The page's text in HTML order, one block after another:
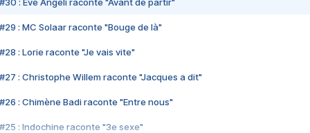
#29 : MC Solaar raconte "Bouge de là"
#28 : Lorie raconte "Je vais vite"
#27 : Christophe Willem raconte "Jacques a dit"
#26 : Chimène Badi raconte "Entre nous"
#25 : Indochine raconte "3e sexe"